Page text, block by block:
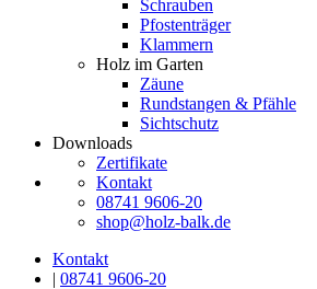
Schrauben
Pfostenträger
Klammern
Holz im Garten
Zäune
Rundstangen & Pfähle
Sichtschutz
Downloads
Zertifikate
Kontakt
08741 9606-20
shop@holz-balk.de
Kontakt
| 08741 9606-20